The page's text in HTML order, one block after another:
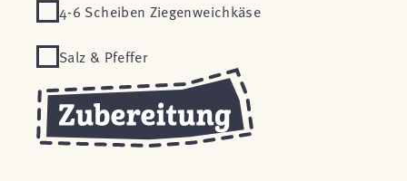
4-6 Scheiben Ziegenweichkäse
Salz & Pfeffer